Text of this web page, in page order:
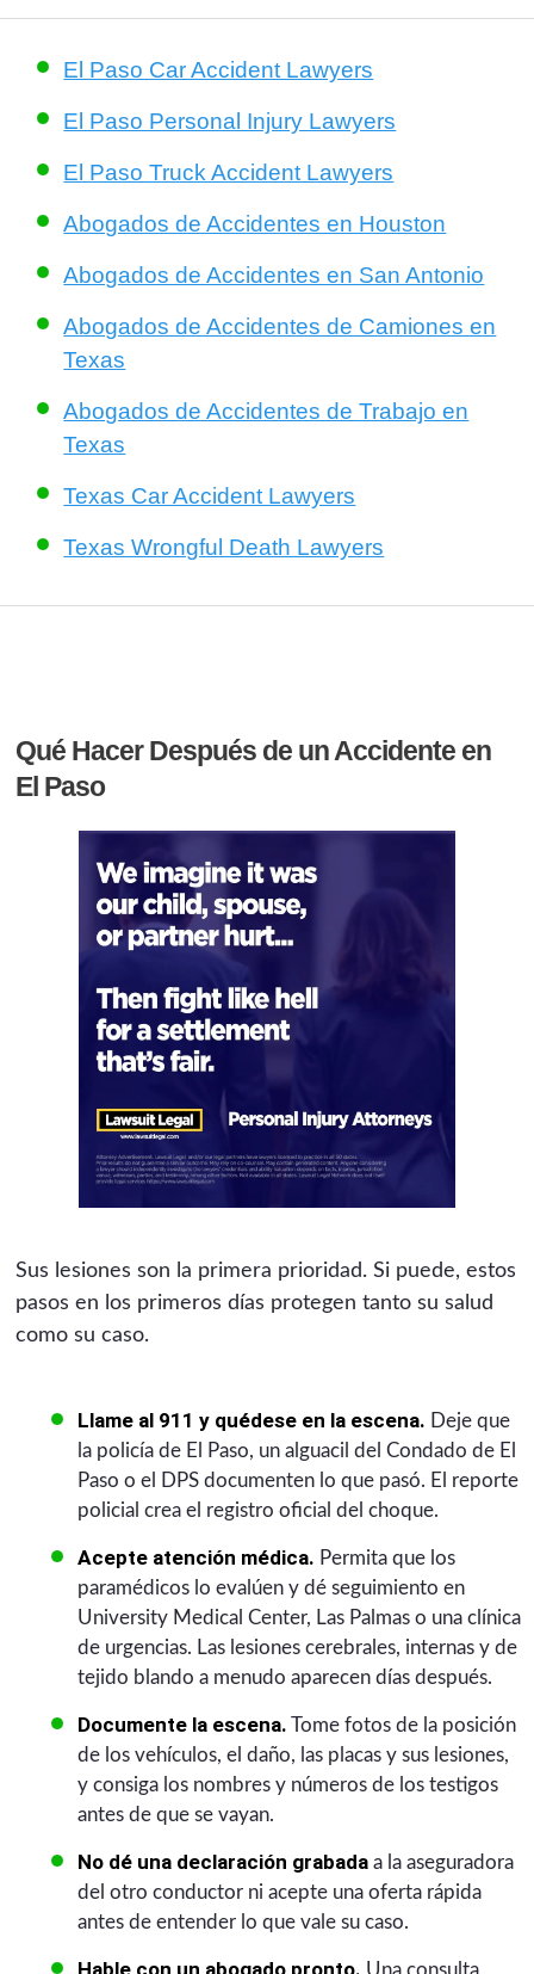
El Paso Car Accident Lawyers
El Paso Personal Injury Lawyers
El Paso Truck Accident Lawyers
Abogados de Accidentes en Houston
Abogados de Accidentes en San Antonio
Abogados de Accidentes de Camiones en
Texas
Abogados de Accidentes de Trabajo en
Texas
Texas Car Accident Lawyers
Texas Wrongful Death Lawyers
Qué Hacer Después de un Accidente en
El Paso
Sus lesiones son la primera prioridad. Si puede, estos
pasos en los primeros días protegen tanto su salud
como su caso.
Llame al 911 y quédese en la escena. Deje que
la policía de El Paso, un alguacil del Condado de El
Paso o el DPS documenten lo que pasó. El reporte
policial crea el registro oficial del choque.
Acepte atención médica. Permita que los
paramédicos lo evalúen y dé seguimiento en
University Medical Center, Las Palmas o una clínica
de urgencias. Las lesiones cerebrales, internas y de
tejido blando a menudo aparecen días después.
Documente la escena. Tome fotos de la posición
de los vehículos, el daño, las placas y sus lesiones,
y consiga los nombres y números de los testigos
antes de que se vayan.
No dé una declaración grabadaa la aseguradora
del otro conductor ni acepte una oferta rápida
antes de entender lo que vale su caso.
Hable con un abogado pronto. Una consulta